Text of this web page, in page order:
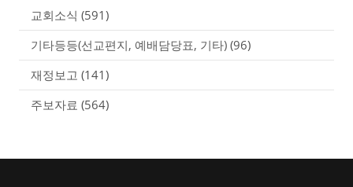
교회소식 (591)
기타등등(선교편지, 예배담당표, 기타) (96)
재정보고 (141)
주보자료 (564)